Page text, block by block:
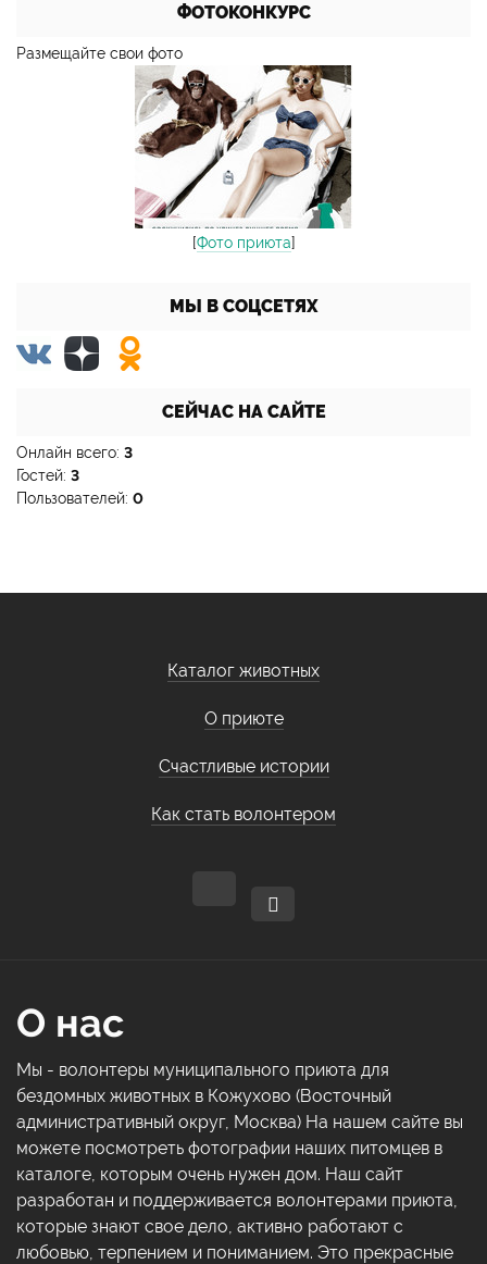
ФОТОКОНКУРС
Размещайте свои фото
[Фото приюта]
МЫ В СОЦСЕТЯХ
СЕЙЧАС НА САЙТЕ
Онлайн всего: 3
Гостей: 3
Пользователей: 0
Каталог животных
О приюте
Счастливые истории
Как стать волонтером
О нас
Мы - волонтеры муниципального приюта для
бездомных животных в Кожухово (Восточный
административный округ, Москва) На нашем сайте вы
можете посмотреть фотографии наших питомцев в
каталоге, которым очень нужен дом. Наш сайт
разработан и поддерживается волонтерами приюта,
которые знают свое дело, активно работают с
любовью, терпением и пониманием. Это прекрасные